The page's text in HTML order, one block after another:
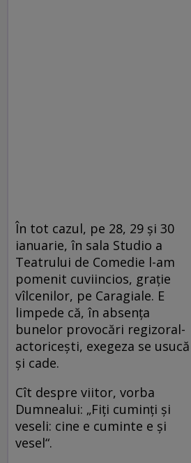
În tot cazul, pe 28, 29 şi 30
ianuarie, în sala Studio a
Teatrului de Comedie l-am
pomenit cuviincios, graţie
vîlcenilor, pe Caragiale. E
limpede că, în absenţa
bunelor provocări regizoral-
actoriceşti, exegeza se usucă
şi cade.
Cît despre viitor, vorba
Dumnealui: „Fiţi cuminţi şi
veseli: cine e cuminte e şi
vesel“.